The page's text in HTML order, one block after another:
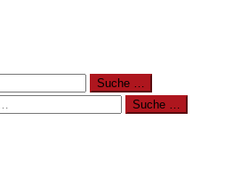
Suche …
Suche …